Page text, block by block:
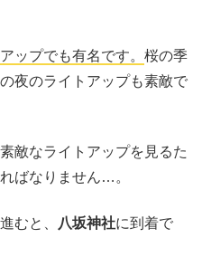
ップでも有名です。 桜の季
夜のライトアップも素敵で
敵なライトアップを見るた
ばなりません…。
むと、 八坂神社に到着で